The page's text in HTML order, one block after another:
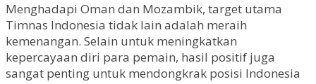
Menghadapi Oman dan Mozambik, target utama
Timnas Indonesia tidak lain adalah meraih
kemenangan. Selain untuk meningkatkan
kepercayaan diri para pemain, hasil positif juga
sangat penting untuk mendongkrak posisi Indonesia